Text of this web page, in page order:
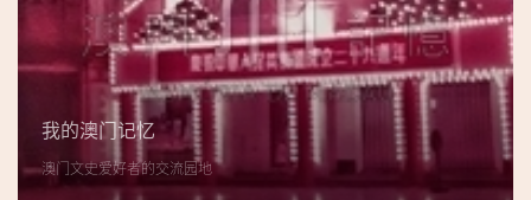
搜
地
我的澳门记忆
澳门文史爱好者的交流园地